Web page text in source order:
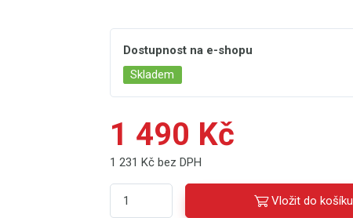
Dostupnost na e-shopu
Skladem
1 490 Kč
1 231 Kč bez DPH
Vložit do košíku